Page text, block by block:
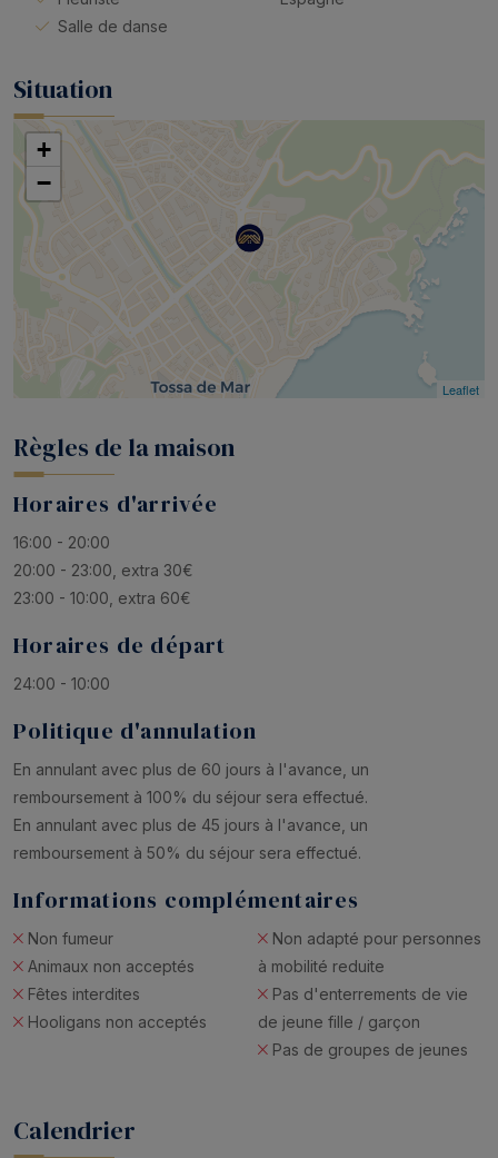
Salle de danse
Situation
+
−
Leaflet
Règles de la maison
Horaires d'arrivée
16:00 - 20:00
20:00 - 23:00, extra 30€
23:00 - 10:00, extra 60€
Horaires de départ
24:00 - 10:00
Politique d'annulation
En annulant avec plus de 60 jours à l'avance, un
remboursement à 100% du séjour sera effectué.
En annulant avec plus de 45 jours à l'avance, un
remboursement à 50% du séjour sera effectué.
Informations complémentaires
Non fumeur
Animaux non acceptés
Fêtes interdites
Hooligans non acceptés
à mobilité reduite
de jeune fille / garçon
Pas de groupes de jeunes
Calendrier